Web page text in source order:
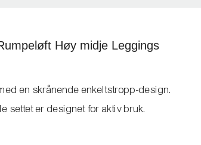
Høy midje Leggings
en skrånende enkeltstropp-design.
settet er designet for aktiv bruk.